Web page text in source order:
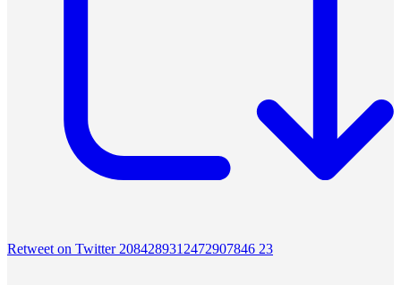
Retweet on Twitter 2084289312472907846 23